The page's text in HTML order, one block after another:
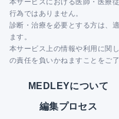
行為ではありません。
診断・治療を必要とする方は、
ます。
本サービス上の情報や利用に関
の責任を負いかねますことをご了
MEDLEYについて
編集プロセス